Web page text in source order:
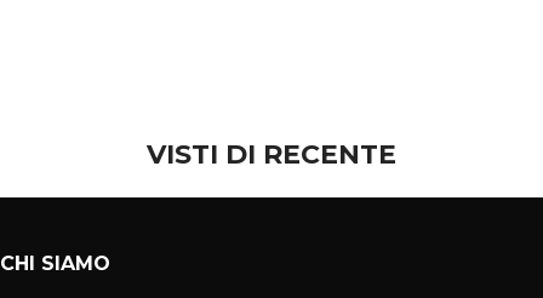
VISTI DI RECENTE
CHI SIAMO